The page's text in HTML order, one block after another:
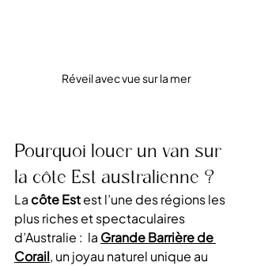
Réveil avec vue sur la mer
Pourquoi louer un van sur
la côte Est australienne ?
La côte Est est l’une des régions les
plus riches et spectaculaires
d’Australie :  la Grande Barrière de
Corail, un joyau naturel unique au